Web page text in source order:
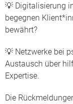
💡 Digitalisierung
begegnen
bewährt?
💡 Netzwerke bei
Austausch über
Expertise.
Die